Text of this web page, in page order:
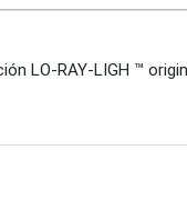
LO-RAY-LIGH ™